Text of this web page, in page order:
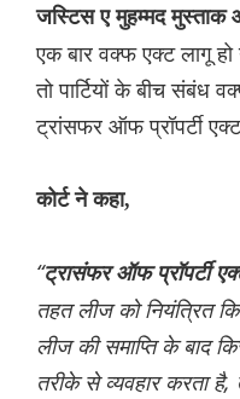
जस्टिस ए मुहम्मद
एक बार वक्फ एक्ट लागू
तो पार्टियों के बीच संबंध
ट्रांसफर ऑफ प्रॉपर्टी
कोर्ट ने कहा,
“ट्रासंफर ऑफ प्रॉपर्टी
तहत लीज को नियंत्रित
लीज की समाप्ति के बाद
तरीके से व्यवहार करता है,